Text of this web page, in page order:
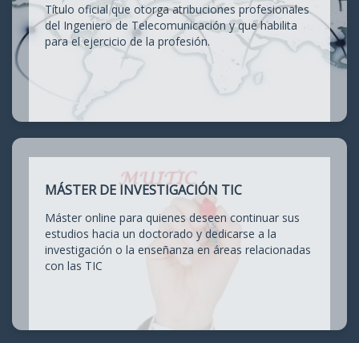
Título oficial que otorga atribuciones profesionales
del Ingeniero de Telecomunicación y que habilita
para el ejercicio de la profesión.
MÁSTER DE INVESTIGACIÓN TIC
Máster online para quienes deseen continuar sus
estudios hacia un doctorado y dedicarse a la
investigación o la enseñanza en áreas relacionadas
con las TIC